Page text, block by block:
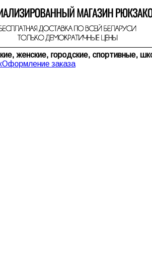
женские, городские, спортивные,
Оформление заказа